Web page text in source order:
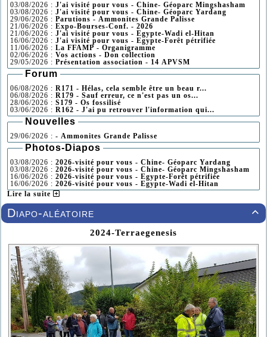
03/08/2026 : J'ai visité pour vous - Chine- Géoparc Mingshasham
03/08/2026 : J'ai visité pour vous - Chine- Géoparc Yardang
29/06/2026 : Parutions - Ammonites Grande Palisse
21/06/2026 : Expo-Bourses-Conf. - 2026
21/06/2026 : J'ai visité pour vous - Egypte-Wadi el-Hitan
16/06/2026 : J'ai visité pour vous - Egypte-Forêt pétrifiée
11/06/2026 : La FFAMP - Organigramme
02/06/2026 : Vos actions - Don collection
29/05/2026 : Présentation association - 14 APVSM
Forum
06/08/2026 : R171 - Hélas, cela semble être un beau r...
06/08/2026 : R179 - Sauf erreur, ce n'est pas un os...
28/06/2026 : S179 - Os fossilisé
03/06/2026 : R162 - J'ai pu retrouver l'information qui...
Nouvelles
29/06/2026 : - Ammonites Grande Palisse
Photos-Diapos
03/08/2026 : 2026-visité pour vous - Chine- Géoparc Yardang
03/08/2026 : 2026-visité pour vous - Chine- Géoparc Mingshasham
16/06/2026 : 2026-visité pour vous - Egypte-Forêt pétrifiée
16/06/2026 : 2026-visité pour vous - Egypte-Wadi el-Hitan
Lire la suite

Diapo-aléatoire
2024-Terraegenesis